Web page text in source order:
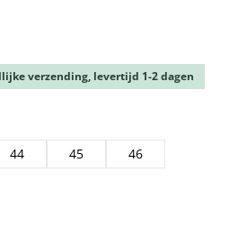
verzending, levertijd 1-2 dagen
44 45 46